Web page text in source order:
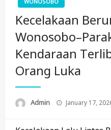
Kecelakaan
Kendaraan
Orang Luka
Admin
Posted
January 17,